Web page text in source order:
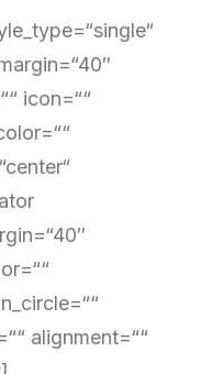
icon=““
alignment=““